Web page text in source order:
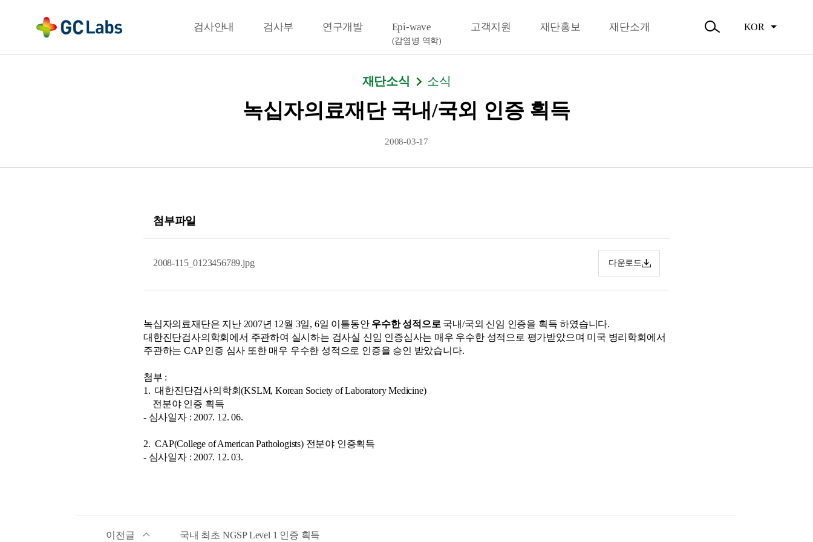
뉴
검사안내
결과확인 검사부 연구개발 Epi-wave
(감염병 역학)
고객지원 재단홍보
활동소식
재단소개
검
열
KOR
재단소식 소식
녹십자의료재단 국내/국외 인증 획득
2008-03-17
첨부파일
2008-115_0123456789.jpg 다운로드
녹십자의료재단은 지난 2007년 12월 3일, 6일 이틀동안우수한 성적으로 국내/국외 신임 인증을 획득 하였습니다.
대한진단검사의학회에서 주관하여 실시하는 검사실 신임 인증심사는 매우 우수한 성적으로 평가받았으며 미국 병리학회에서
주관하는 CAP 인증 심사 또한 매우 우수한 성적으로 인증을 승인 받았습니다.
첨부 :
1. 대한진단검사의학회(KSLM, Korean Society of Laboratory Medicine)
전분야 인증 획득
- 심사일자 : 2007. 12. 06.
2. CAP(College of American Pathologists) 전분야 인증획득
- 심사일자 : 2007. 12. 03.
이전글 국내 최초 NGSP Level 1 인증 획득